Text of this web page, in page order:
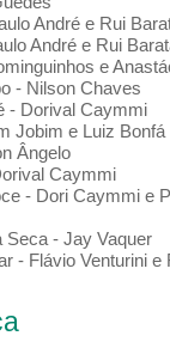
André e Rui
André e Rui
e
- Nilson Chaves
- Dorival Caymmi
Jobim e Luiz Bonfá
Ângelo
Caymmi
- Dori Caymmi e
Seca - Jay Vaquer
- Flávio Venturini e